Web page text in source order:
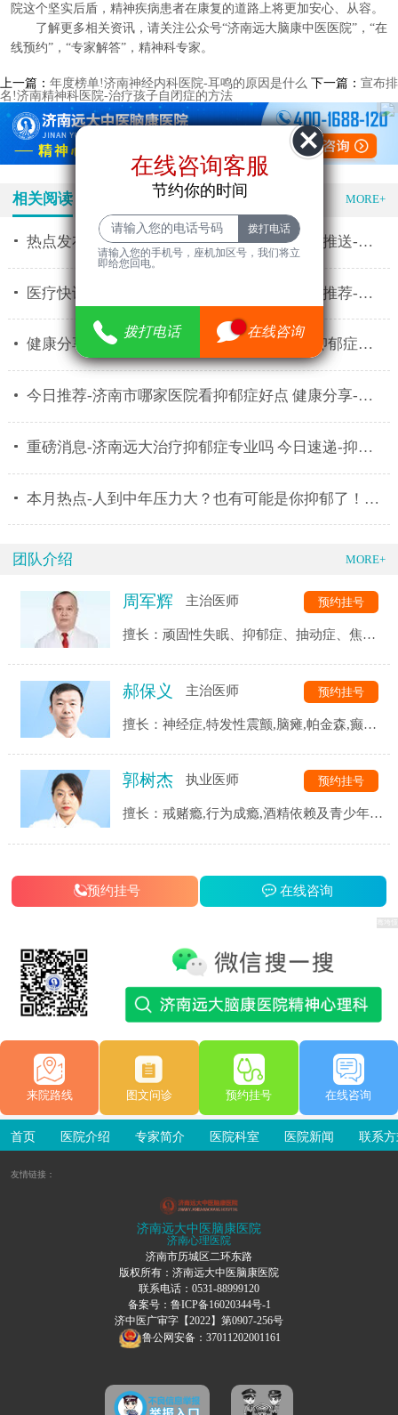
院这个坚实后盾，精神疾病患者在康复的道路上将更加安心、从容。
了解更多相关资讯，请关注公众号“济南远大脑康中医医院”，“在
线预约”，“专家解答”，精神科专家。
在线咨询客服
即给您回电。
拨打电话 在线咨询
上一篇： 年度榜单!济南神经内科医院-耳鸣的原因是什么 下一篇： 宣布排
名!济南精神科医院-治疗孩子自闭症的方法
相关阅读 MORE+
热点发布-济南远大中医脑康医院怎么样 消息推送-济南
医疗快讯-济南市专业治疗抑郁症的医院 今日推荐-抑郁
健康分享-济南比较好的精神病院 每日分享-抑郁症患者
今日推荐-济南市哪家医院看抑郁症好点 健康分享-抑郁
重磅消息-济南远大治疗抑郁症专业吗 今日速递-抑郁症
本月热点-人到中年压力大？也有可能是你抑郁了！济南
团队介绍 MORE+
周军辉 主治医师
擅长：顽固性失眠、抑郁症、抽动症、焦虑
等精神心理疾病的诊断与治疗。
预约挂号
郝保义 主治医师
擅长：神经症,特发性震颤,脑瘫,帕金森,癫痫,
预约挂号
郭树杰 执业医师
擅长：戒赌瘾,行为成瘾,酒精依赖及青少年网
预约挂号
预约挂号 在线咨询
来院路线 图文问诊 预约挂号 在线咨询
首页 医院介绍 专家简介 医院科室 医院新闻 联系
友情链接：
济南远大中医脑康医院
济南心理医院
济南市历城区二环东路
版权所有：济南远大中医脑康医院
联系电话：0531-88999120
备案号： 鲁ICP备16020344号-1
济中医广审字【2022】第0907-256号
鲁公网安备：37011202001161
在线咨询客服
节约你的时间
请输入您的手机号，座机加区号，我们将立
即给您回电。
拨打电话 在线咨询